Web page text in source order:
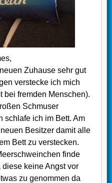
Zuhause sehr gut
verstecke ich mich
bei fremden Menschen).
Schmuser
schlafe ich im Bett. Am
Besitzer damit alle
Bett zu verstecken.
finde
keine Angst vor
zu genommen da